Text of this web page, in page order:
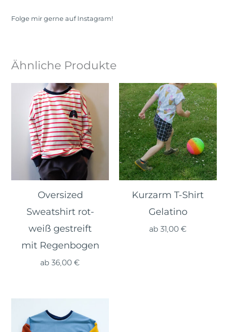
Folge mir gerne auf Instagram!
Ähnliche Produkte
Oversized
Sweatshirt rot-
weiß gestreift
mit Regenbogen
ab36,00€
Kurzarm T-Shirt
Gelatino
ab 31,00 €